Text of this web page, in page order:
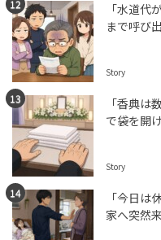
「水道代
まで呼び
Story
「香典は
で袋を開
Story
「今日は
家へ突然